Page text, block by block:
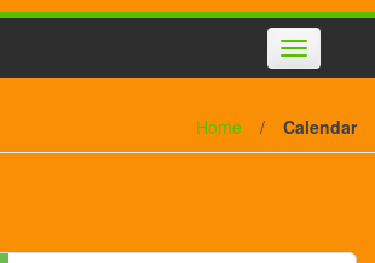
Toggle
navigation
Home / Calendar